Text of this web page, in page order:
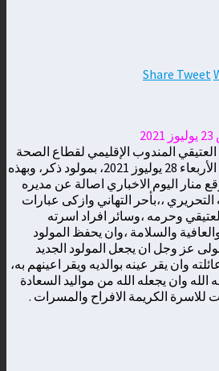
Share Tweet
المندوب الإقليمي لقطاع الصحة
بإقليم اليوسفية ، يوم امس الأربعاء 28 يوليوز 2021، بمولود ذكر، وبهذه
منار اليوم الاخباري اصالة عن مديره
،،بأحر التهاني وازكى عبارات
وحرمه ،وسائر افراد اسرته
والسلامة ،وان يحفظ المولود
عز وجل ان يجعل المولود الجديد
وان يقر عينه بوالديه ويقر اعينهم به،
وان يجعله الله من مواليد السعادة
للاسرة الكريمة الافراح والمسرات .